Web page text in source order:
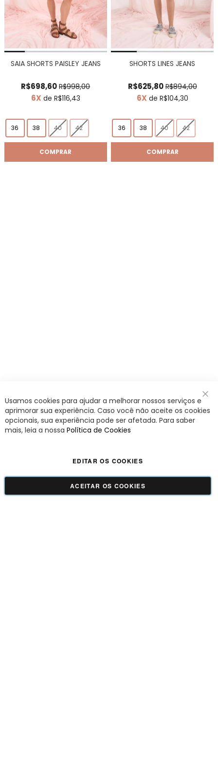
SAIA SHORTS PAISLEY JEANS
R$698,60 R$998,00
6X de R$116,43
36 38 40 42
COMPRAR
SHORTS LINES JEANS
R$625,80 R$894,00
6X de R$104,30
36 38 40 42
COMPRAR
Usamos cookies para ajudar a melhorar nossos serviços e
aprimorar sua experiência. Caso você não aceite os cookies
opcionais, sua experiência pode ser afetada. Para saber
mais, leia a nossa Política de Cookies
ACEITAR OS COOKIES
EDITAR OS COOKIES